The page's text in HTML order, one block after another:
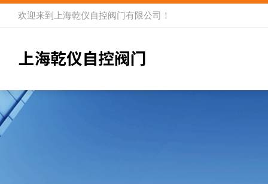
欢迎来到 上海乾仪自控阀门有限公司 ！